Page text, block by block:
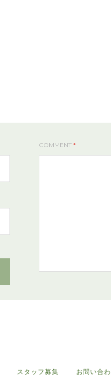
COMMENT *
スタッフ募集 お問い合